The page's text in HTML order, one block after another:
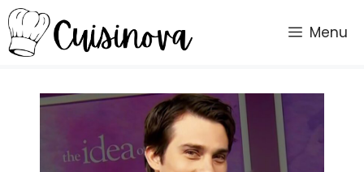
Vai
al
contenuto
Menu